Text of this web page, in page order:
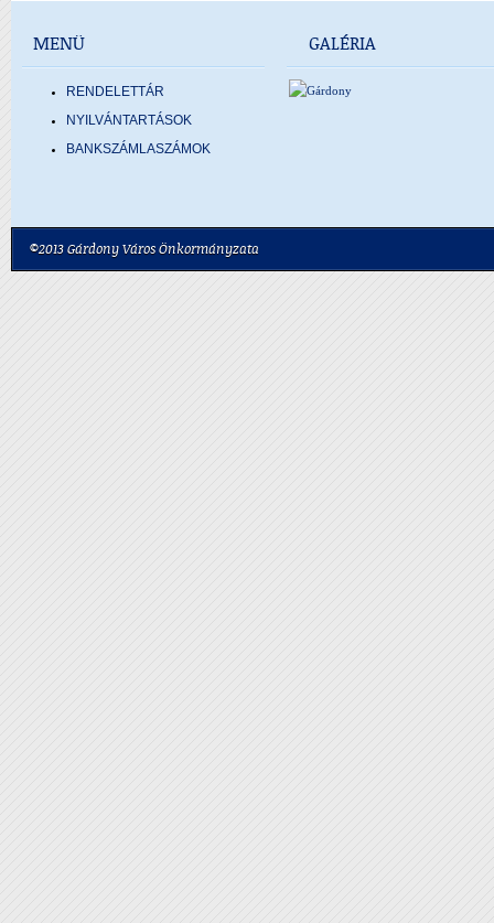
MENÜ
RENDELETTÁR
NYILVÁNTARTÁSOK
BANKSZÁMLASZÁMOK
GALÉRIA
©2013 Gárdony Város Önkormányzata